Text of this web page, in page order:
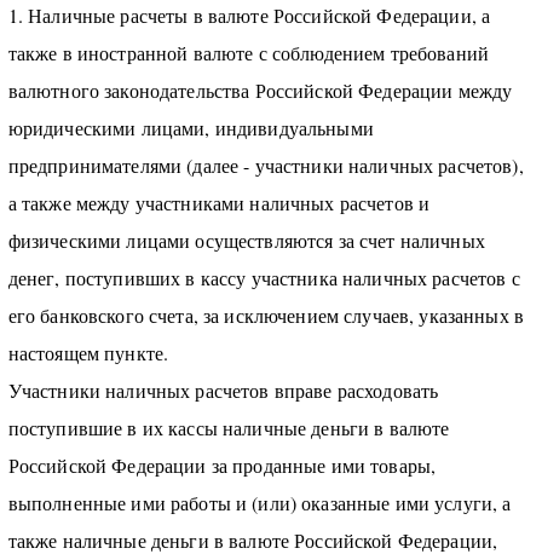
1. Наличные расчеты в валюте Российской Федерации, а
также в иностранной валюте с соблюдением требований
валютного законодательства Российской Федерации между
юридическими лицами, индивидуальными
предпринимателями (далее - участники наличных расчетов),
а также между участниками наличных расчетов и
физическими лицами осуществляются за счет наличных
денег, поступивших в кассу участника наличных расчетов с
его банковского счета, за исключением случаев, указанных в
настоящем пункте.
Участники наличных расчетов вправе расходовать
поступившие в их кассы наличные деньги в валюте
Российской Федерации за проданные ими товары,
выполненные ими работы и (или) оказанные ими услуги, а
также наличные деньги в валюте Российской Федерации,